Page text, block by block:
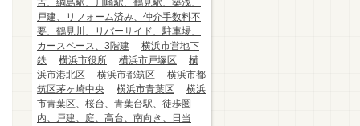
吉、綱島駅、川崎駅、鶴見駅、築浅、
戸建、リフォーム済み、仲介手数料不
要、鶴見川、リバーサイド、駐車場、
カースペース、3階建
横浜市営地下
鉄
横浜市役所 横浜市戸塚区
横
浜市港北区
横浜市都筑区
横浜市都
筑区茅ヶ崎中央
横浜市青葉区
横浜
市青葉区、桜台、青葉台駅、徒歩圏
内、戸建、庭、高台、南向き、日当